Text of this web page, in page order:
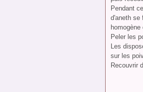
Pendant
d'aneth se
Peler les
Les
sur les
Recouvrir